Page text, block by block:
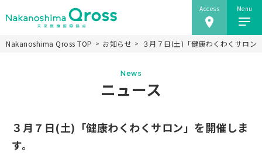
Access Menu
Nakanoshima Qrossについて
未来医療推進機構
事業紹介
Nakanoshima Qross TOP お知らせ ３月７日(土)「健康わくわくサロン
News
ニュース
３月７日(土)「健康わくわくサロン」を開催しま
す。